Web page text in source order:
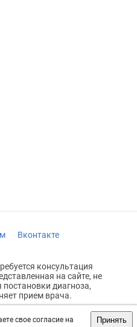
свое согласие на
Принять
Вконтакте
консультация
на сайте, не
диагноза,
прием врача.